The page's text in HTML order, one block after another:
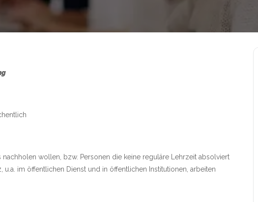
wollen, bzw. Personen die keine reguläre Lehrzeit absolviert
u.a. im öffentlichen Dienst und in öffentlichen Institutionen, arbeiten